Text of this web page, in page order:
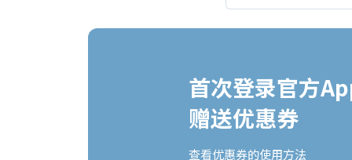
首次登录官方
赠送优惠券
查看优惠券的使用方法